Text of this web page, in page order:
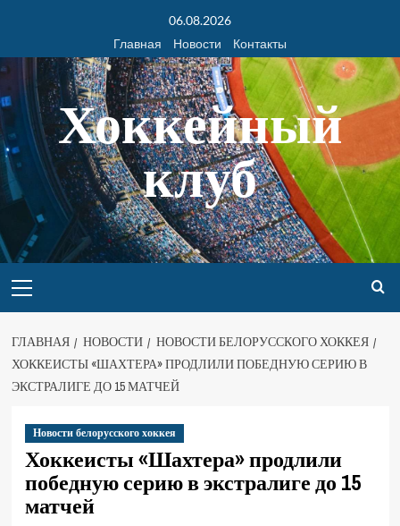
06.08.2026
Главная
Новости Контакты
Хоккейный
клуб
ГЛАВНАЯ НОВОСТИ
НОВОСТИ БЕЛОРУССКОГО ХОККЕЯ
ХОККЕИСТЫ «ШАХТЕРА» ПРОДЛИЛИ ПОБЕДНУЮ СЕРИЮ В
ЭКСТРАЛИГЕ ДО 15 МАТЧЕЙ
Новости белорусского хоккея
Хоккеисты «Шахтера» продлили
победную серию в экстралиге до 15
матчей